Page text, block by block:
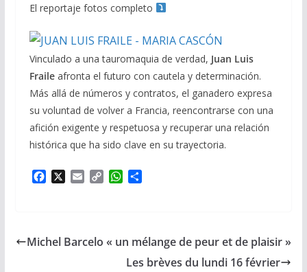
El reportaje fotos completo
Vinculado a una tauromaquia de verdad, Juan Luis
Fraileafronta el futuro con cautela y determinación.
Más allá de números y contratos, el ganadero expresa
su voluntad de volver a Francia, reencontrarse con una
afición exigente y respetuosa y recuperar una relación
histórica que ha sido clave en su trayectoria.
o
W
A
p
g
e
Michel Barcelo « un mélange de peur et de plaisir »
Les brèves du lundi 16 février